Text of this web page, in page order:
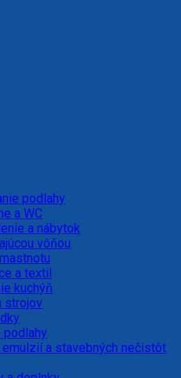
podlahy
a WC
a nábytok
vôňou
a textil
kuchýň
strojov
podlahy
a stavebných nečistôt